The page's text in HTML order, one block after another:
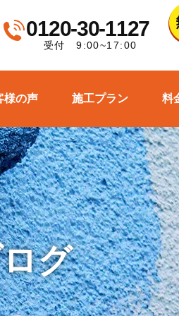
0120-30-1127
受付 9:00~17:00
様の声 施工プラン 料
グ